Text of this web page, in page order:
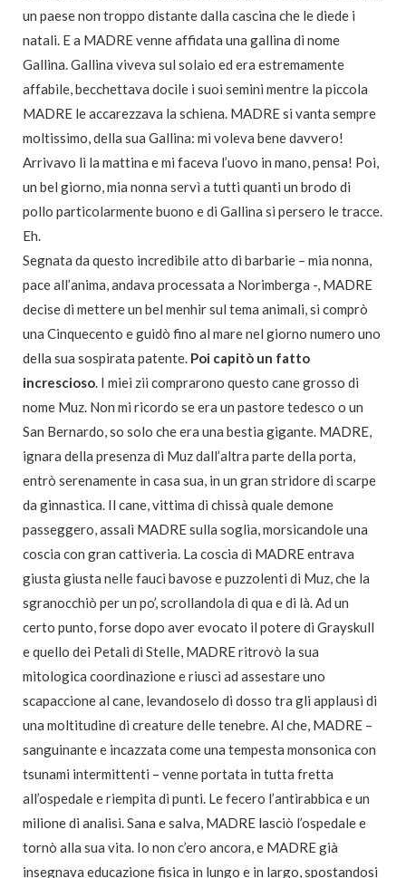
un paese non troppo distante dalla cascina che le diede i
natali. E a MADRE venne affidata una gallina di nome
Gallina. Gallina viveva sul solaio ed era estremamente
affabile, becchettava docile i suoi semini mentre la piccola
MADRE le accarezzava la schiena. MADRE si vanta sempre
moltissimo, della sua Gallina: mi voleva bene davvero!
Arrivavo lì la mattina e mi faceva l’uovo in mano, pensa! Poi,
un bel giorno, mia nonna servì a tutti quanti un brodo di
pollo particolarmente buono e di Gallina si persero le tracce.
Eh.
Segnata da questo incredibile atto di barbarie – mia nonna,
pace all’anima, andava processata a Norimberga -, MADRE
decise di mettere un bel menhir sul tema animali, si comprò
una Cinquecento e guidò fino al mare nel giorno numero uno
della sua sospirata patente. Poi capitò un fatto
increscioso. I miei zii comprarono questo cane grosso di
nome Muz. Non mi ricordo se era un pastore tedesco o un
San Bernardo, so solo che era una bestia gigante. MADRE,
ignara della presenza di Muz dall’altra parte della porta,
entrò serenamente in casa sua, in un gran stridore di scarpe
da ginnastica. Il cane, vittima di chissà quale demone
passeggero, assalì MADRE sulla soglia, morsicandole una
coscia con gran cattiveria. La coscia di MADRE entrava
giusta giusta nelle fauci bavose e puzzolenti di Muz, che la
sgranocchiò per un po’, scrollandola di qua e di là. Ad un
certo punto, forse dopo aver evocato il potere di Grayskull
e quello dei Petali di Stelle, MADRE ritrovò la sua
mitologica coordinazione e riuscì ad assestare uno
scapaccione al cane, levandoselo di dosso tra gli applausi di
una moltitudine di creature delle tenebre. Al che, MADRE –
sanguinante e incazzata come una tempesta monsonica con
tsunami intermittenti – venne portata in tutta fretta
all’ospedale e riempita di punti. Le fecero l’antirabbica e un
milione di analisi. Sana e salva, MADRE lasciò l’ospedale e
tornò alla sua vita. Io non c’ero ancora, e MADRE già
insegnava educazione fisica in lungo e in largo, spostandosi